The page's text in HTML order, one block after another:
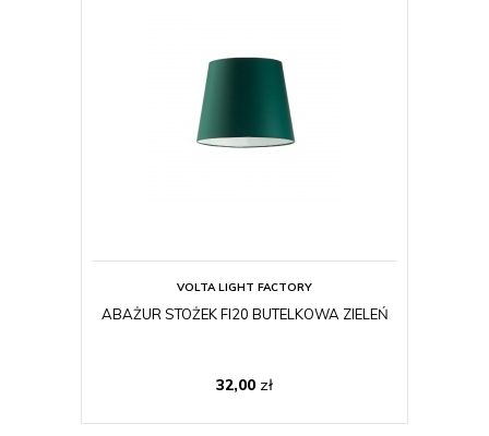
VOLTA LIGHT FACTORY
ABAŻUR STOŻEK FI20 BUTELKOWA ZIELEŃ
32,00 zł